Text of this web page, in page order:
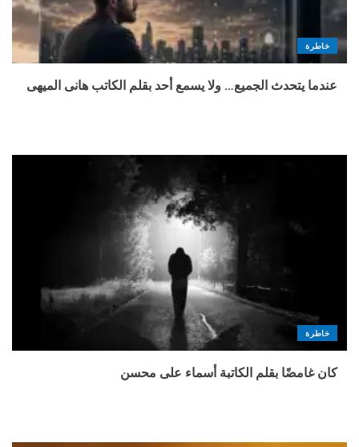
خاطرة
عندما يتحدث الجميع… ولا يسمع أحد بقلم الكاتب هانى الميهى
خاطرة
كان غامضًا بقلم الكاتبة أسماء على محسن